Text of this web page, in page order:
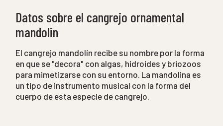
Datos sobre el cangrejo ornamental
mandolin
El cangrejo mandolín recibe su nombre por la forma
en que se "decora" con algas, hidroides y briozoos
para mimetizarse con su entorno. La mandolina es
un tipo de instrumento musical con la forma del
cuerpo de esta especie de cangrejo.